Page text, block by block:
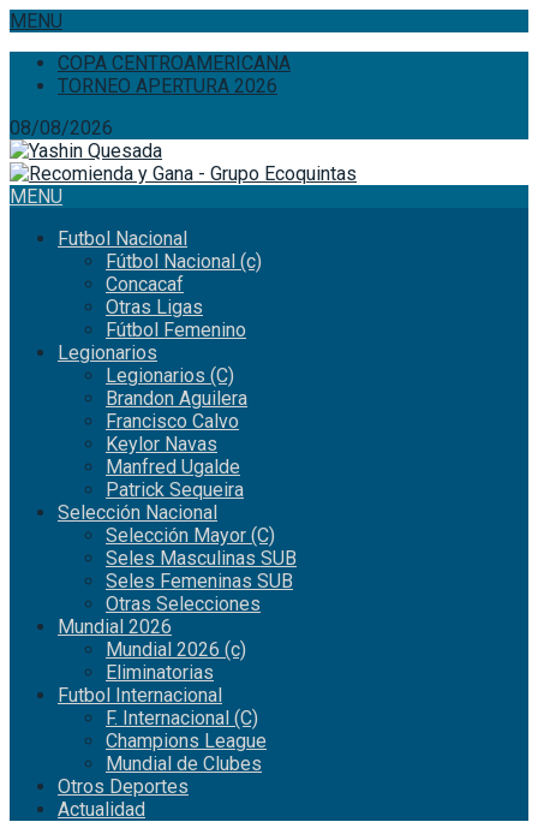
MENU
COPA CENTROAMERICANA
TORNEO APERTURA 2026
08/08/2026
MENU
Futbol Nacional
Fútbol Nacional (c)
Concacaf
Otras Ligas
Fútbol Femenino
Legionarios
Legionarios (C)
Brandon Aguilera
Francisco Calvo
Keylor Navas
Manfred Ugalde
Patrick Sequeira
Selección Nacional
Selección Mayor (C)
Seles Masculinas SUB
Seles Femeninas SUB
Otras Selecciones
Mundial 2026
Mundial 2026 (c)
Eliminatorias
Futbol Internacional
F. Internacional (C)
Champions League
Mundial de Clubes
Otros Deportes
Actualidad